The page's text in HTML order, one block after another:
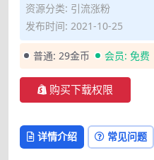
资源分类: 引流涨粉
发布时间: 2021-10-25
普通: 29金币 会员: 免费
购买下载权限
详情介绍 常见问题